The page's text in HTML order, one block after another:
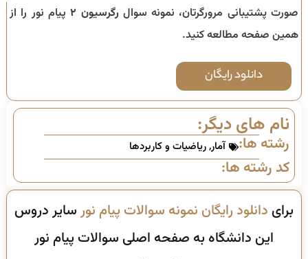
صورت پشتیبانی مرورگرتان، نمونه سوال رگرسیون ۲
پیام نور را از
همین صفحه مطالعه کنید.
دانلود رایگان
نام های دیگر:
رشته ها: آمار,ریاضیات و کاربردها
کد رشته ها:
برای دانلود رایگان نمونه سوالات پیام نورسایر دروس
این دانشگاه به صفحه اصلی سوالات پیام نور